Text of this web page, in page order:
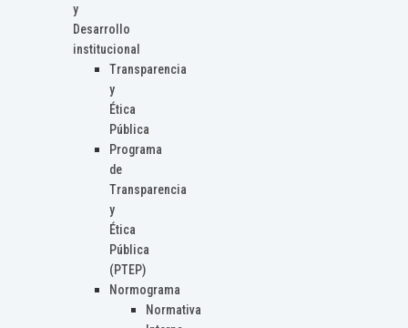
y
Desarrollo
institucional
Transparencia
y
Ética
Pública
Programa
de
Transparencia
y
Ética
Pública
(PTEP)
Normograma
Normativa